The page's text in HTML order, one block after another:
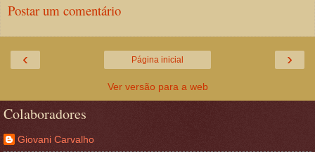
Postar um comentário
‹ ›
Página inicial
Ver versão para a web
Colaboradores
Giovani Carvalho